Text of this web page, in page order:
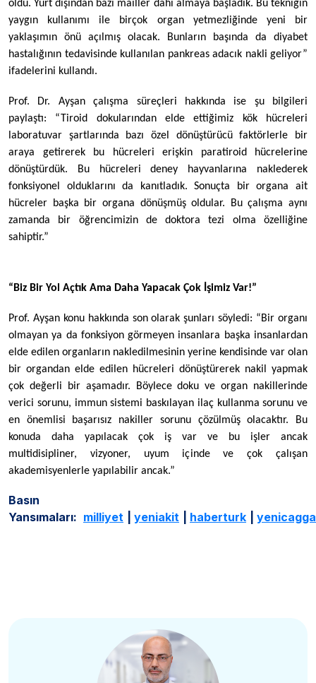
oldu. Yurt dışından bazı mailler dahi almaya başladık. Bu tekniğin
yaygın kullanımı ile birçok organ yetmezliğinde yeni bir
yaklaşımın önü açılmış olacak. Bunların başında da diyabet
hastalığının tedavisinde kullanılan pankreas adacık nakli geliyor”
ifadelerini kullandı.
Prof. Dr. Ayşan çalışma süreçleri hakkında ise şu bilgileri
paylaştı: “Tiroid dokularından elde ettiğimiz kök hücreleri
laboratuvar şartlarında bazı özel dönüştürücü faktörlerle bir
araya getirerek bu hücreleri erişkin paratiroid hücrelerine
dönüştürdük. Bu hücreleri deney hayvanlarına naklederek
fonksiyonel olduklarını da kanıtladık. Sonuçta bir organa ait
hücreler başka bir organa dönüşmüş oldular. Bu çalışma aynı
zamanda bir öğrencimizin de doktora tezi olma özelliğine
sahiptir.”
“Biz Bir Yol Açtık Ama Daha Yapacak Çok İşimiz Var!”
Prof. Ayşan konu hakkında son olarak şunları söyledi: “Bir organı
olmayan ya da fonksiyon görmeyen insanlara başka insanlardan
elde edilen organların nakledilmesinin yerine kendisinde var olan
bir organdan elde edilen hücreleri dönüştürerek nakil yapmak
çok değerli bir aşamadır. Böylece doku ve organ nakillerinde
verici sorunu, immun sistemi baskılayan ilaç kullanma sorunu ve
en önemlisi başarısız nakiller sorunu çözülmüş olacaktır. Bu
konuda daha yapılacak çok iş var ve bu işler ancak
multidisipliner, vizyoner, uyum içinde ve çok çalışan
akademisyenlerle yapılabilir ancak.”
Basın
Yansımaları: milliyet yeniakit haberturk